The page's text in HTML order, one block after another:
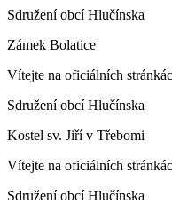
Sdružení obcí Hlučínska
Zámek Bolatice
Vítejte na oficiálních
Sdružení obcí Hlučínska
Kostel sv. Jiří v Třebomi
Vítejte na oficiálních
Sdružení obcí Hlučínska